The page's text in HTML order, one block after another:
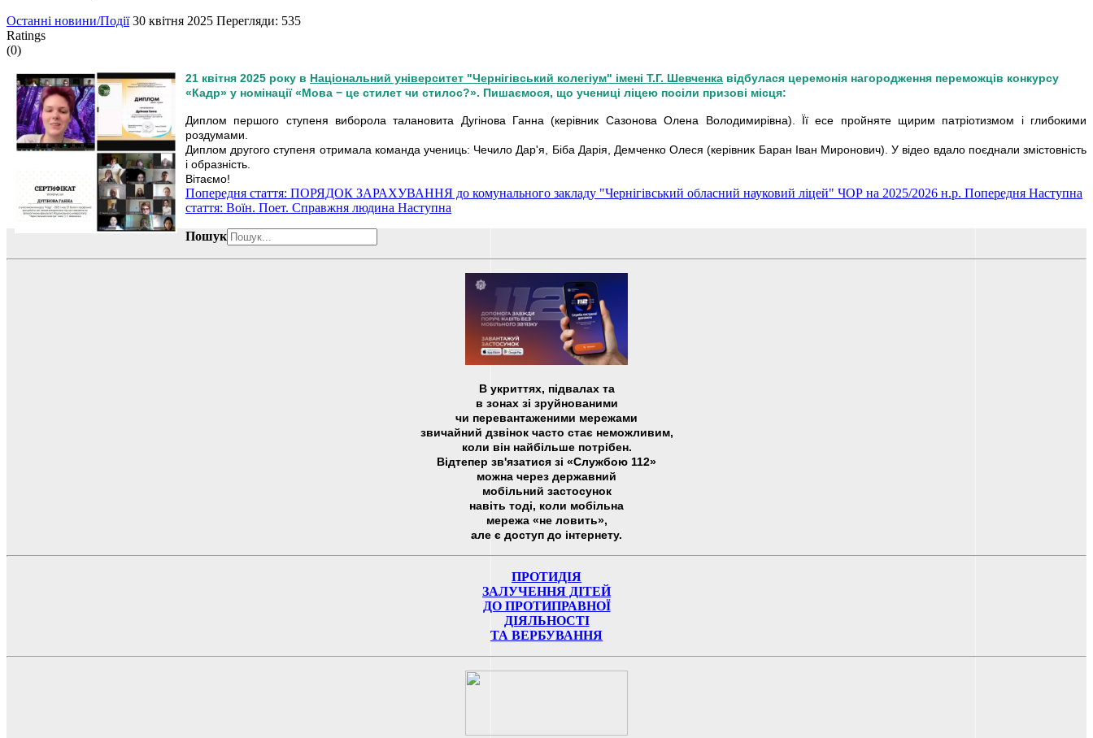
Останні новини/Події 30 квітня 2025 Перегляди: 535
Ratings
(0)
21 квітня 2025 року в Національний університет "Чернігівський колегіум" імені Т.Г. Шевченка відбулася церемонія нагородження переможців конкурсу
«Кадр» у номінації «Мова − це стилет чи стилос?». Пишаємося, що учениці ліцею посіли призові місця:
Диплом першого ступеня виборола талановита Дугінова Ганна (керівник Сазонова Олена Володимирівна). Її есе пройняте щирим патріотизмом і глибокими
роздумами.
Диплом другого ступеня отримала команда учениць: Чечило Дар'я, Біба Дарія, Демченко Олеся (керівник Баран Іван Миронович). У відео вдало поєднали змістовність
і образність.
Вітаємо!
Попередня стаття: ПОРЯДОК ЗАРАХУВАННЯ до комунального закладу "Чернігівський обласний науковий ліцей" ЧОР на 2025/2026 н.р. Попередня Наступна
стаття: Воїн. Поет. Справжня людина Наступна
Пошук
В укриттях, підвалах та
в зонах зі зруйнованими
чи перевантаженими мережами
звичайний дзвінок часто стає неможливим,
коли він найбільше потрібен.
Відтепер зв'язатися зі «Службою 112»
можна через державний
мобільний застосунок
навіть тоді, коли мобільна
мережа «не ловить»,
але є доступ до інтернету.
ПРОТИДІЯ
ЗАЛУЧЕННЯ ДІТЕЙ
ДО ПРОТИПРАВНОЇ
ДІЯЛЬНОСТІ
ТА ВЕРБУВАННЯ